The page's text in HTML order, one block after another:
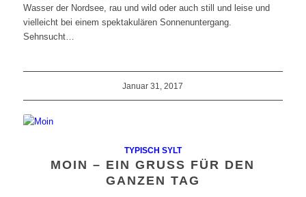
Wasser der Nordsee, rau und wild oder auch still und leise und
vielleicht bei einem spektakulären Sonnenuntergang.
Sehnsucht…
Januar 31, 2017
TYPISCH SYLT
MOIN – EIN GRUSS FÜR DEN G
ANZEN TAG